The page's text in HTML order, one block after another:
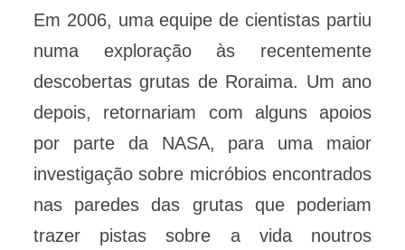
Em 2006, uma equipe de cientistas partiu
numa exploração às recentemente
descobertas grutas de Roraima. Um ano
depois, retornariam com alguns apoios
por parte da NASA, para uma maior
investigação sobre micróbios encontrados
nas paredes das grutas que poderiam
trazer pistas sobre a vida noutros